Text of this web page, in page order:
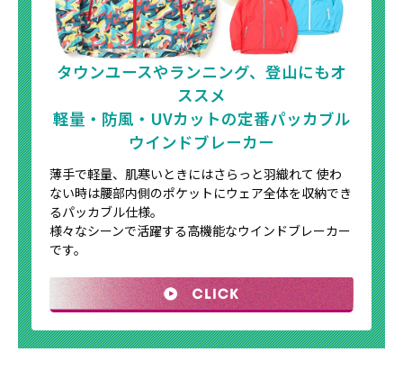
タウンユースやランニング、登山にもオ
ススメ
軽量・防風・UVカットの定番パッカブル
ウインドブレーカー
薄手で軽量、肌寒いときにはさらっと羽織れて 使わ
ない時は腰部内側のポケットにウェア全体を収納でき
るパッカブル仕様。
様々なシーンで活躍する高機能なウインドブレーカー
です。